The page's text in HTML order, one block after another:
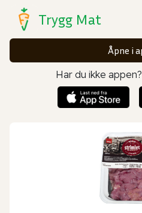
Trygg Mat
Åpne i
Har du ikke